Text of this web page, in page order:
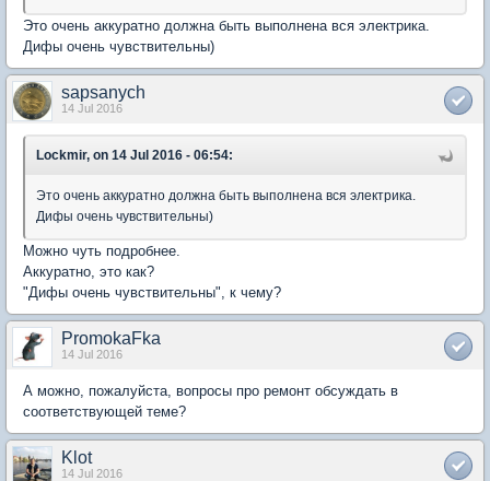
Это очень аккуратно должна быть выполнена вся электрика.
Дифы очень чувствительны)
sapsanych
14 Jul 2016
Lockmir, on 14 Jul 2016 - 06:54:
Это очень аккуратно должна быть выполнена вся электрика.
Дифы очень чувствительны)
Можно чуть подробнее.
Аккуратно, это как?
"Дифы очень чувствительны", к чему?
PromokaFka
14 Jul 2016
А можно, пожалуйста, вопросы про ремонт обсуждать в
соответствующей теме?
Klot
14 Jul 2016